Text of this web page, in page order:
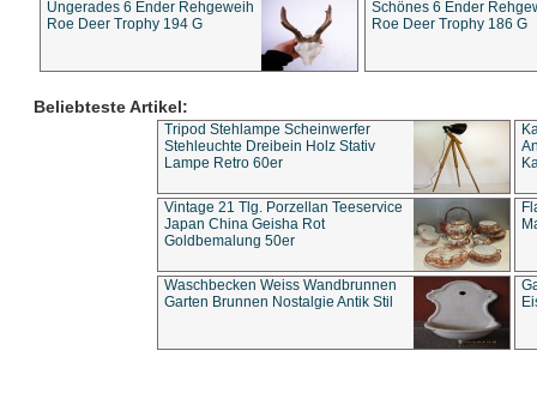
Ungerades 6 Ender Rehgeweih
Roe Deer Trophy 194 G
Schönes 6 Ender
Roe Deer Trophy 186 G
Beliebteste Artikel:
Tripod Stehlampe Scheinwerfer
Stehleuchte Dreibein Holz Stativ
Lampe Retro 60er
Vintage 21 Tlg. Porzellan Teeservice
Japan China Geisha Rot
Goldbemalung 50er
Waschbecken Weiss Wandbrunnen
Garten Brunnen Nostalgie Antik Stil